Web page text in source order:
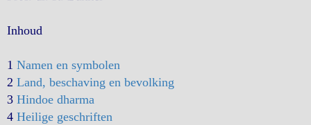
Inhoud
1 Namen en symbolen
2 Land, beschaving en bevolking
3 Hindoe dharma
4 Heilige geschriften